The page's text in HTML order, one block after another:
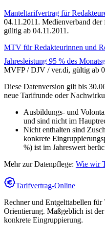
Manteltarifvertrag für
04.11.2011 . Medienverband der
gültig ab 04.11.2011 .
MTV für Redakteurinnen und
Jahresleistung 95 % des
MVFP / DJV / ver.di, gültig ab
Diese Datenversion gilt bis
neue Tarifrunde oder
Ausbildungs- und
und sind nicht im
Nicht enthalten sind
konkrete
%) ist im Jahreswert
Mehr zur Datenpflege: Wie wir
Tarifvertrag-Online
Rechner und Entgelttabellen
Orientierung. Maßgeblich ist
konkrete Eingruppierung.